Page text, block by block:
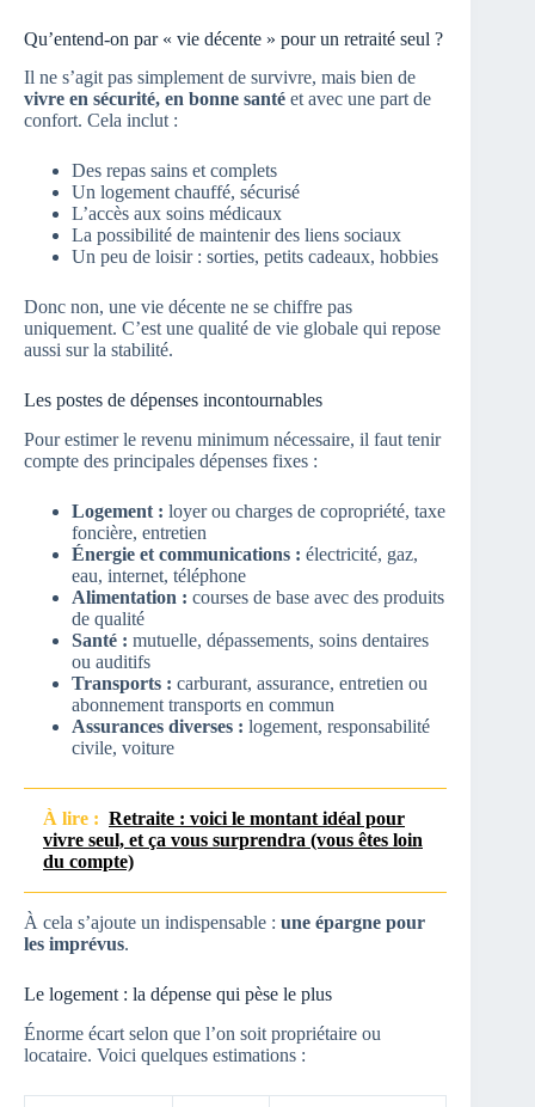
Qu’entend-on par « vie décente » pour un retraité seul ?
Il ne s’agit pas simplement de survivre, mais bien de
vivre en sécurité, en bonne santé et avec une part de
confort. Cela inclut :
Des repas sains et complets
Un logement chauffé, sécurisé
L’accès aux soins médicaux
La possibilité de maintenir des liens sociaux
Un peu de loisir : sorties, petits cadeaux, hobbies
Donc non, une vie décente ne se chiffre pas
uniquement. C’est une qualité de vie globale qui repose
aussi sur la stabilité.
Les postes de dépenses incontournables
Pour estimer le revenu minimum nécessaire, il faut tenir
compte des principales dépenses fixes :
Logement : loyer ou charges de copropriété, taxe
foncière, entretien
Énergie et communications : électricité, gaz,
eau, internet, téléphone
Alimentation : courses de base avec des produits
de qualité
Santé : mutuelle, dépassements, soins dentaires
ou auditifs
Transports : carburant, assurance, entretien ou
abonnement transports en commun
Assurances diverses : logement, responsabilité
civile, voiture
À lire : Retraite : voici le montant idéal pour
vivre seul, et ça vous surprendra (vous êtes loin
du compte)
À cela s’ajoute un indispensable : une épargne pour
les imprévus.
Le logement : la dépense qui pèse le plus
Énorme écart selon que l’on soit propriétaire ou
locataire. Voici quelques estimations :